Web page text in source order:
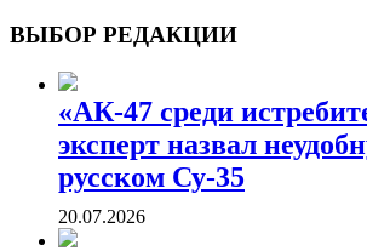
ВОЕННЫЕ СТРАНИЦЫ
СТАТЬИ ВОЕННОЙ ТЕМАТИКИ
ВЫБОР РЕДАКЦИИ
«АК-47 среди
эксперт назвал
русском Су-35
20.07.2026